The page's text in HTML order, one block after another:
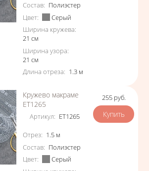
Состав: Полиэстер
Цвет:
Серый
Ширина кружева:
21 см
Ширина узора:
21 см
Длина отреза: 1.3 м
Кружево макраме
ЕТ1265
Артикул: ЕТ1265
Характеристики
Отрез: 1.5 м
Состав: Полиэстер
Цвет:
Серый
Цена
255 руб.